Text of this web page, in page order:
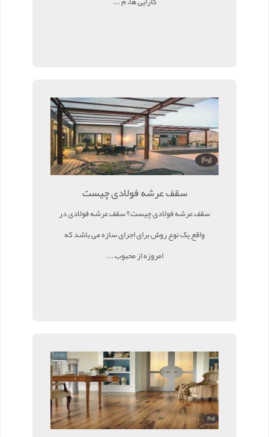
سقف عرشه فولادی چیست
سقف عرشه فولادی چیست؟ سقف عرشه فولادی در
واقع یک نوع روش برای اجرای سازه می باشد که
امروزه از محبوب ...